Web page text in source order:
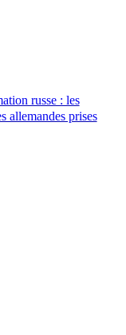
russe : les
allemandes prises